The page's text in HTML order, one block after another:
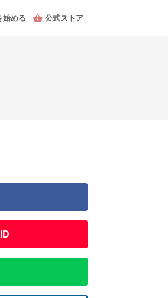
始める 公式ストア